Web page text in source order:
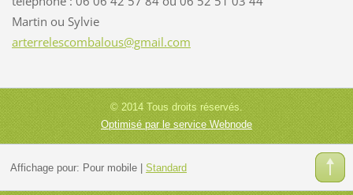
Martin ou Sylvie
arterrelescombalous@gmail.com
© 2014 Tous droits réservés.
Optimisé par le service Webnode
Affichage pour: Pour mobile| Standard